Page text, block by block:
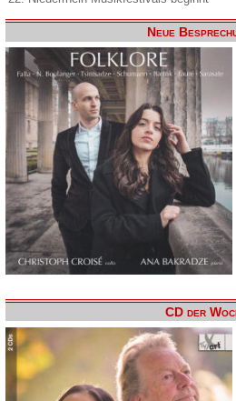
Neue
CD der